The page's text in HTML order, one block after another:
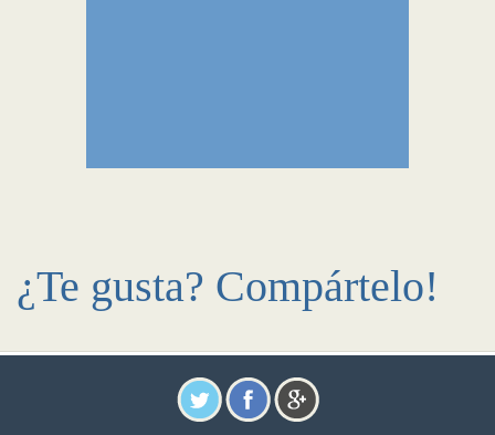
¿Te gusta? Compártelo!